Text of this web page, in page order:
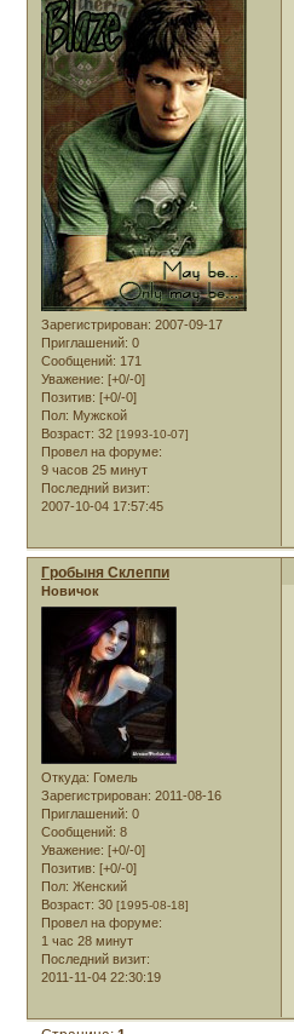
Зарегистрирован: 2007-09-17
Приглашений: 0
Сообщений: 171
Уважение: [+0/-0]
Позитив: [+0/-0]
Пол: Мужской
Возраст: 32 [1993-10-07]
Провел на форуме:
9 часов 25 минут
Последний визит:
2007-10-04 17:57:45
Гробыня Склеппи
Новичок
Откуда: Гомель
Зарегистрирован: 2011-08-16
Приглашений: 0
Сообщений: 8
Уважение: [+0/-0]
Позитив: [+0/-0]
Пол: Женский
Возраст: 30 [1995-08-18]
Провел на форуме:
1 час 28 минут
Последний визит:
2011-11-04 22:30:19